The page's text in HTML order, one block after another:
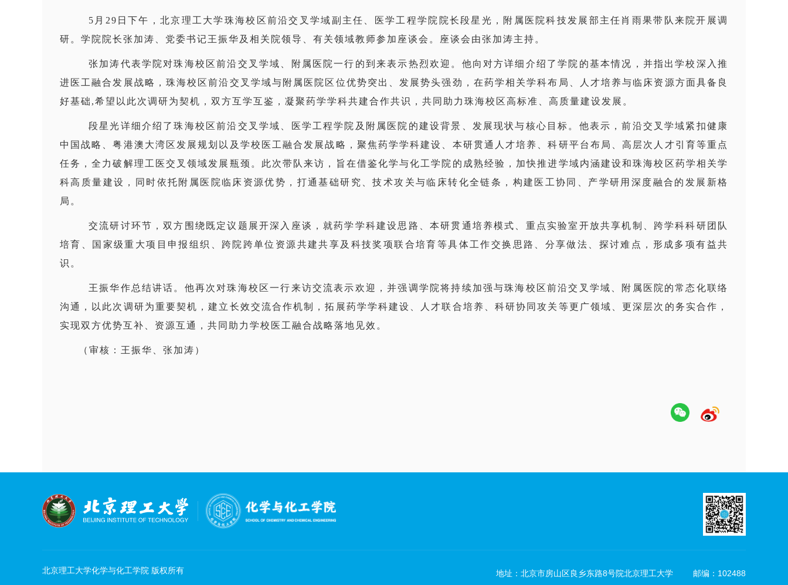
5月29日下午，北京理工大学珠海校区前沿交叉学域副主任、医学工程学院院长段星光，附属医院科技发展部主任肖雨果带队来院开展调
研。学院院长张加涛、党委书记王振华及相关院领导、有关领域教师参加座谈会。座谈会由张加涛主持。
张加涛代表学院对珠海校区前沿交叉学域、附属医院一行的到来表示热烈欢迎。他向对方详细介绍了学院的基本情况，并指出学校深入推
进医工融合发展战略，珠海校区前沿交叉学域与附属医院区位优势突出、发展势头强劲，在药学相关学科布局、人才培养与临床资源方面具备良
好基础,希望以此次调研为契机，双方互学互鉴，凝聚药学学科共建合作共识，共同助力珠海校区高标准、高质量建设发展。
段星光详细介绍了珠海校区前沿交叉学域、医学工程学院及附属医院的建设背景、发展现状与核心目标。他表示，前沿交叉学域紧扣健康
中国战略、粤港澳大湾区发展规划以及学校医工融合发展战略，聚焦药学学科建设、本研贯通人才培养、科研平台布局、高层次人才引育等重点
任务，全力破解理工医交叉领域发展瓶颈。此次带队来访，旨在借鉴化学与化工学院的成熟经验，加快推进学域内涵建设和珠海校区药学相关学
科高质量建设，同时依托附属医院临床资源优势，打通基础研究、技术攻关与临床转化全链条，构建医工协同、产学研用深度融合的发展新格
局。
交流研讨环节，双方围绕既定议题展开深入座谈，就药学学科建设思路、本研贯通培养模式、重点实验室开放共享机制、跨学科科研团队
培育、国家级重大项目申报组织、跨院跨单位资源共建共享及科技奖项联合培育等具体工作交换思路、分享做法、探讨难点，形成多项有益共
识。
王振华作总结讲话。他再次对珠海校区一行来访交流表示欢迎，并强调学院将持续加强与珠海校区前沿交叉学域、附属医院的常态化联络
沟通，以此次调研为重要契机，建立长效交流合作机制，拓展药学学科建设、人才联合培养、科研协同攻关等更广领域、更深层次的务实合作，
实现双方优势互补、资源互通，共同助力学校医工融合战略落地见效。
（审核：王振华、张加涛）
地址：北京市房山区良乡东路8号院北京理工大学 邮编：102488
北京理工大学化学与化工学院 版权所有